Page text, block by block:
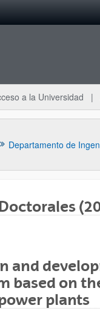
a la Universidad
and
based on
plants